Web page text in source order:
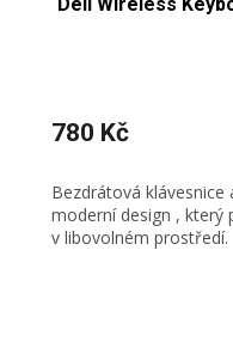
Dell Wireless
780 Kč
Bezdrátová klávesnice
moderní design , který
v libovolném prostředí.